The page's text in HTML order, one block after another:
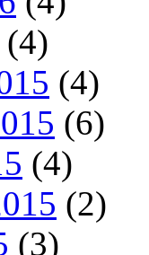
(4)
(4)
(6)
(4)
(2)
(3)